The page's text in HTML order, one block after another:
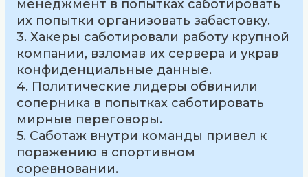
менеджмент в попытках саботировать
их попытки организовать забастовку.
3. Хакеры саботировали работу крупной
компании, взломав их сервера и украв
конфиденциальные данные.
4. Политические лидеры обвинили
соперника в попытках саботировать
мирные переговоры.
5. Саботаж внутри команды привел к
поражению в спортивном
соревновании.